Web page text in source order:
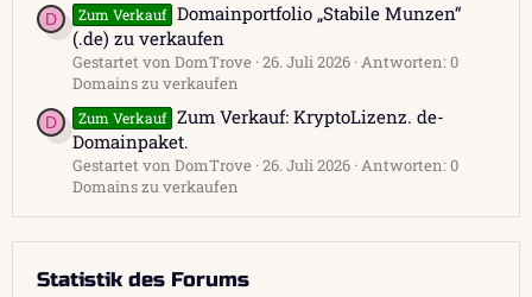
D Zum Verkauf Domainportfolio „Stabile Munzen“
(.de) zu verkaufen
Gestartet von DomTrove 26. Juli 2026 Antworten: 0
Domains zu verkaufen
D Zum Verkauf Zum Verkauf: KryptoLizenz. de-
Domainpaket.
Gestartet von DomTrove 26. Juli 2026 Antworten: 0
Domains zu verkaufen
Statistik des Forums